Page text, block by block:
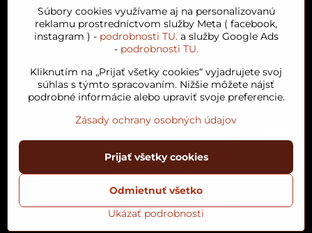
Orient House
Arganový olej
Obľúbené kategórie
©2026Copyright
Predvoľby súkromiaZásady ochrany osobných údajov
Podmienky používaniaStav objednávky
Vytvorené pomocou:BiznisWeb.sk
Súbory cookies využívame aj na personalizovanú
reklamu prostredníctvom služby Meta ( facebook,
instagram ) - podrobnosti TU.a služby Google Ads
- podrobnosti TU.
Kliknutím na „Prijať všetky cookies“ vyjadrujete svoj
súhlas s týmto spracovaním. Nižšie môžete nájsť
podrobné informácie alebo upraviť svoje preferencie.
Zásady ochrany osobných údajov
Ukázať podrobnosti
Prijať všetky cookies
Odmietnuť všetko